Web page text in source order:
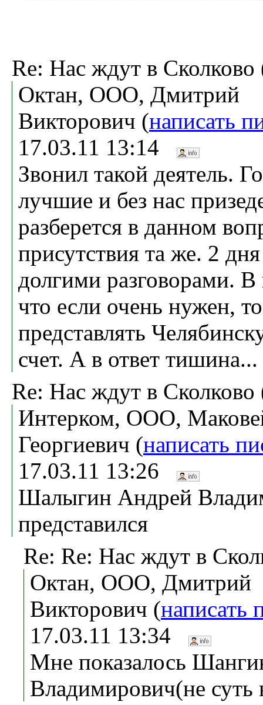
Re: Нас ждут в Сколково
Октан, ООО, Дмитрий
Викторович (написать
17.03.11 13:14
Звонил такой деятель.
лучшие и без нас
разберется в данном
присутствия та же. 2
долгими разговорами. В
что если очень нужен,
представлять
счет. А в ответ тишина...
Re: Нас ждут в Сколково
Интерком, ООО,
Георгиевич (написать
17.03.11 13:26
Шалыгин Андрей
представился
Re: Re: Нас ждут в
Октан, ООО, Дмитрий
Викторович (написать
17.03.11 13:34
Мне показалось
Владимирович(не суть